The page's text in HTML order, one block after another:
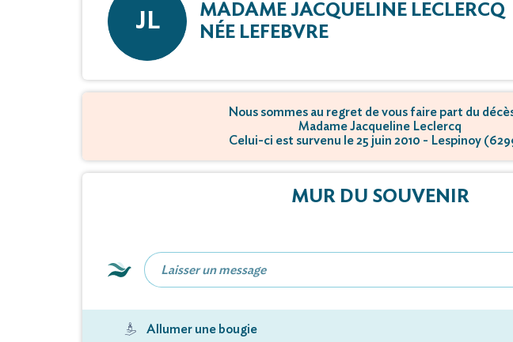
JL
MADAME JACQUELINE LECLERCQ
NÉE LEFEBVRE
Nous sommes au regret de vous faire part du
Madame Jacqueline Leclercq
Celui-ci est survenu le 25 juin 2010 - Lespinoy
MUR DU SOUVENIR
Allumer une bougie